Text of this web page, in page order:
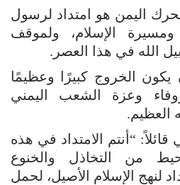
اليمن هو امتداد لرسول
ومسيرة الإسلام، ولموقف
الله في هذا العصر.
الخروج كبيرًا وعظيمًا
وعزة الشعب اليمني
العظيم.
“أنتم الامتداد في هذه
من التخاذل والخنوع
لنهج الإسلام الأصيل، لحمل